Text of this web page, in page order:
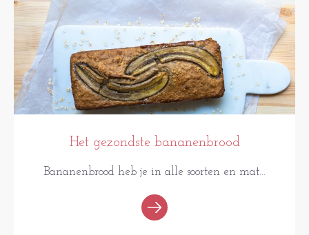
Het gezondste bananenbrood
Bananenbrood heb je in alle soorten en mat...